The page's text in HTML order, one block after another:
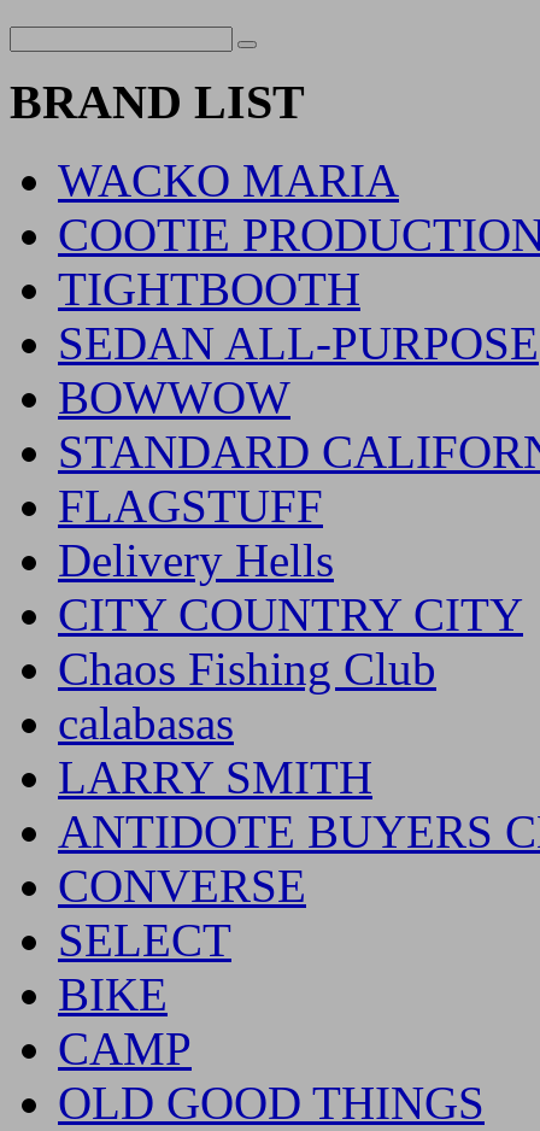
BRAND LIST
WACKO MARIA
COOTIE
TIGHTBOOTH
SEDAN ALL-PURPOSE
BOWWOW
STANDARD
FLAGSTUFF
Delivery Hells
CITY COUNTRY CITY
Chaos Fishing Club
calabasas
LARRY SMITH
ANTIDOTE BUYERS
CONVERSE
SELECT
BIKE
CAMP
OLD GOOD THINGS